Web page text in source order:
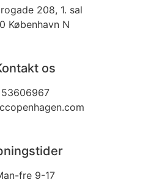
208, 1. sal
København N
os
53606967
fre 9-17